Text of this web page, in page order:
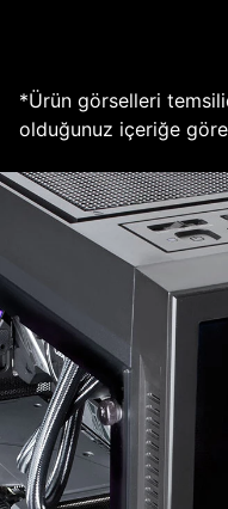
*Ürün görselleri
olduğunuz içeriğe